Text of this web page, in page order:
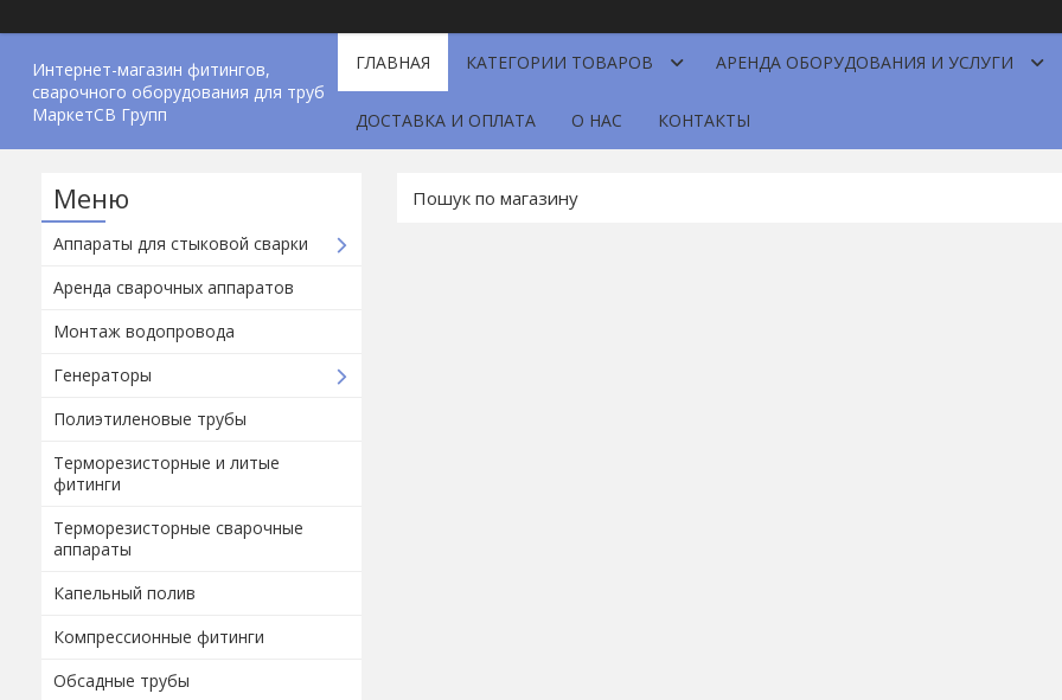
Интернет-магазин фитингов,
сварочного оборудования для труб
МаркетСВ Групп
ГЛАВНАЯ КАТЕГОРИИ ТОВАРОВ АРЕНДА ОБОРУДОВАНИЯ И УСЛУГИ
ДОСТАВКА И ОПЛАТА О НАС КОНТАКТЫ
Аппараты для стыковой сварки
Аренда сварочных аппаратов
Монтаж водопровода
Генераторы
Полиэтиленовые трубы
Терморезисторные и литые
фитинги
Терморезисторные сварочные
аппараты
Капельный полив
Компрессионные фитинги
Обсадные трубы